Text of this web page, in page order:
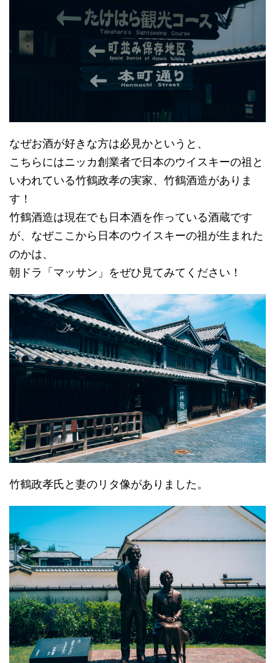
なぜお酒が好きな方は必見かというと、
こちらにはニッカ創業者で日本のウイスキーの祖と
いわれている竹鶴政孝の実家、竹鶴酒造がありま
す！
竹鶴酒造は現在でも日本酒を作っている酒蔵です
が、なぜここから日本のウイスキーの祖が生まれた
のかは、
朝ドラ「マッサン」をぜひ見てみてください！
竹鶴政孝氏と妻のリタ像がありました。